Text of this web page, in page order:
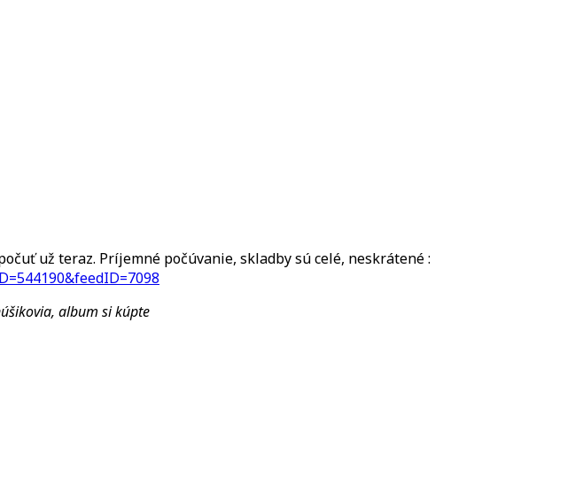
už teraz. Príjemné počúvanie, skladby sú celé, neskrátené :
album si kúpte